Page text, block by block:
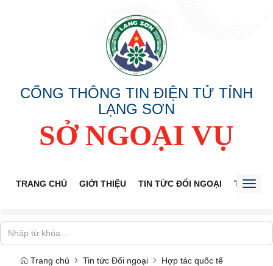
CỔNG THÔNG TIN ĐIỆN TỬ TỈNH
LẠNG SƠN
SỞ NGOẠI VỤ
TRANG CHỦ GIỚI THIỆU TIN TỨC ĐỐI NGOẠI THÔNG
Trang chủ Tin tức Đối ngoại Hợp tác quốc tế